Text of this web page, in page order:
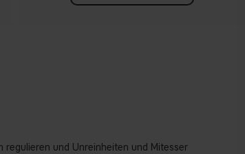
und Unreinheiten und Mitesser